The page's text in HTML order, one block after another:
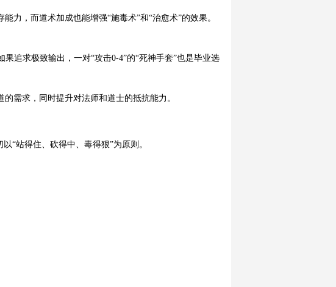
力，而道术加成也能增强“施毒术”和“治愈术”的效果。
追求极致输出，一对“攻击0-4”的“死神手套”也是毕业选
需求，同时提升对法师和道士的抵抗能力。
“站得住、砍得中、毒得狠”为原则。